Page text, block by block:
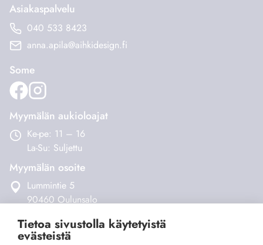
Tietoa sivustolla käytetyistä
evästeistä
on
useampi
muunnelma.
Voit
tehdä
valinnat
tuotteen
sivulla.
Asiakaspalvelu
040 533 8423
anna.apila@aihkidesign.fi
Some
Myymälän aukioloajat
Ke-pe: 11 – 16
La-Su: Suljettu
Myymälän osoite
Lummintie 5
90460 Oulunsalo
Verkkokauppa